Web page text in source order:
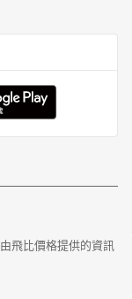
由飛比價格提供的資訊